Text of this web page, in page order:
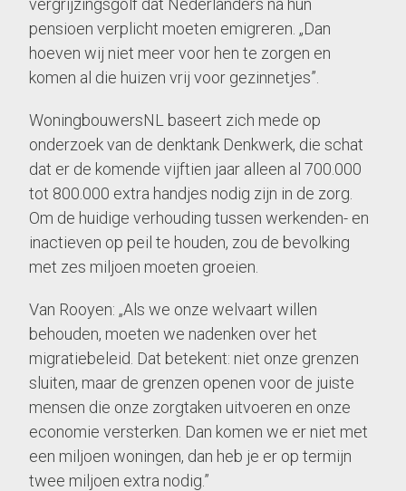
pensioen verplicht moeten emigreren. „Dan
hoeven wij niet meer voor hen te zorgen en
komen al die huizen vrij voor gezinnetjes”.
WoningbouwersNL baseert zich mede op
onderzoek van de denktank Denkwerk, die schat
dat er de komende vijftien jaar alleen al 700.000
tot 800.000 extra handjes nodig zijn in de zorg.
Om de huidige verhouding tussen werkenden- en
inactieven op peil te houden, zou de bevolking
met zes miljoen moeten groeien.
Van Rooyen: „Als we onze welvaart willen
behouden, moeten we nadenken over het
migratiebeleid. Dat betekent: niet onze grenzen
sluiten, maar de grenzen openen voor de juiste
mensen die onze zorgtaken uitvoeren en onze
economie versterken. Dan komen we er niet met
een miljoen woningen, dan heb je er op termijn
twee miljoen extra nodig.”